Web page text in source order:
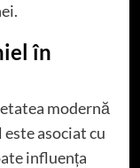
în
modernă
asociat cu
influența